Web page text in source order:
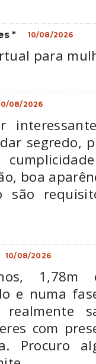
* 10/08/2026
para
08/2026
segredo,
boa
são
10/08/2026
e numa
realmente
com
Procuro